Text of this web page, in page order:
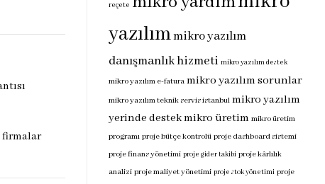
firmalar
reçete
yazılımmikro yazılım
danışmanlık hizmeti mikro yazılım destek
mikro yazılım e-fatura mikro yazılım sorunlar
mikro yazılım teknik servis istanbul mikro yazılım
yerinde destekmikro üretim mikro üretim
programı proje bütçe kontrolü proje dashboard sistemi
proje finans yönetimi proje gider takibi proje kârlılık
analizi proje maliyet yönetimi proje stok yönetimi proje